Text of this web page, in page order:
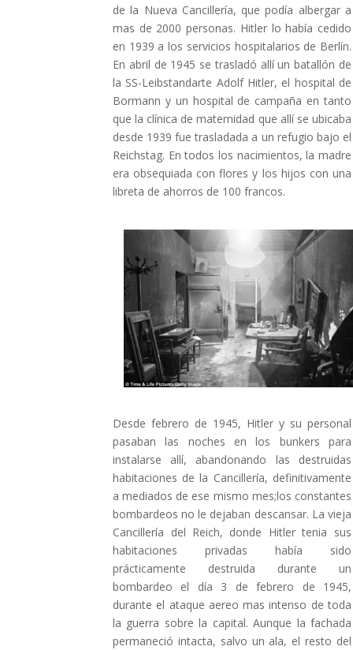
de la Nueva Cancillería, que podía albergar a
mas de 2000 personas. Hitler lo había cedido
en 1939 a los servicios hospitalarios de Berlín.
En abril de 1945 se trasladó allí un batallón de
la SS-Leibstandarte Adolf Hitler, el hospital de
Bormann y un hospital de campaña en tanto
que la clínica de maternidad que allí se ubicaba
desde 1939 fue trasladada a un refugio bajo el
Reichstag. En todos los nacimientos, la madre
era obsequiada con flores y los hijos con una
libreta de ahorros de 100 francos.
Desde febrero de 1945, Hitler y su personal
pasaban las noches en los bunkers para
instalarse allí, abandonando las destruidas
habitaciones de la Cancillería, definitivamente
a mediados de ese mismo mes;los constantes
bombardeos no le dejaban descansar. La vieja
Cancillería del Reich, donde Hitler tenia sus
habitaciones privadas había sido
prácticamente destruida durante un
bombardeo el día 3 de febrero de 1945,
durante el ataque aereo mas intenso de toda
la guerra sobre la capital. Aunque la fachada
permaneció intacta, salvo un ala, el resto del